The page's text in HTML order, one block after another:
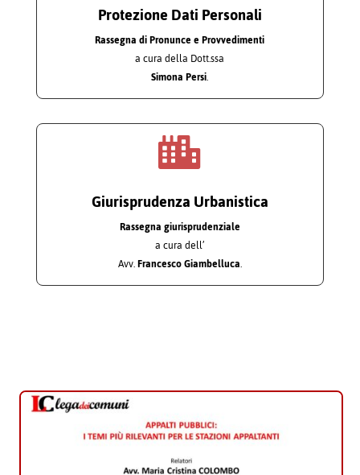
Protezione Dati Personali
Rassegna di Pronunce e Provvedimenti
a cura della Dott.ssa
Simona Persi.

Giurisprudenza Urbanistica
Rassegna giurisprudenziale
a cura dell’
Avv.Francesco Giambelluca.